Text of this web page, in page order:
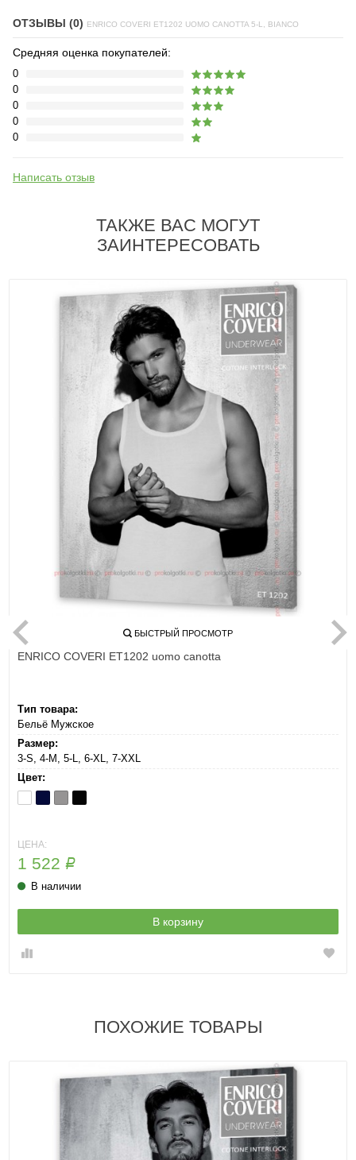
ОТЗЫВЫ (0) ENRICO COVERI ET1202 UOMO CANOTTA 5-L, BIANCO
Средняя оценка покупателей:
0
0
0
0
0
Написать отзыв
ТАКЖЕ ВАС МОГУТ
ЗАИНТЕРЕСОВАТЬ
БЫСТРЫЙ ПРОСМОТР
ENRICO COVERI ET1202 uomo canotta
Тип товара:
Бельё Мужское
Размер:
3-S, 4-M, 5-L, 6-XL, 7-XXL
Цвет:
BiancoBlu GrigioNero
ЦЕНА:
1 522 Р
В наличии
В корзину
ПОХОЖИЕ ТОВАРЫ